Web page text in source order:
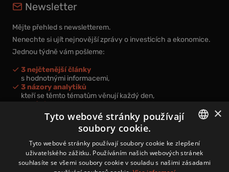
Newsletter
Mějte přehled s newsletterem.
Nenechte si ujít nejnovější zprávy o investicích a ekonomice.
Jednou týdně vám pošleme:
3 nejčtenější články
s hodnotnými informacemi,
3 názory analytiků
kteří se těmto tématům věnují každý den,
nová videa a podcasty
k prohloubení vašich znalostí.
Přihlášením k newsletteru vyjadřujete svůj souhlas spodmínkami
CZECH
×
Tyto webové stránky používají
soubory cookie.
Tyto webové stránky používají soubory cookie ke zlepšení
uživatelského zážitku. Používáním našich webových stránek
souhlasíte se všemi soubory cookie v souladu s našimi zásadami